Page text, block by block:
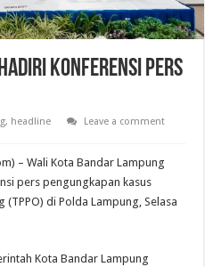
Konferensi Pers
, headline
Leave a comment
– Wali Kota Bandar Lampung
pers pengungkapan kasus
di Polda Lampung, Selasa
Kota Bandar Lampung